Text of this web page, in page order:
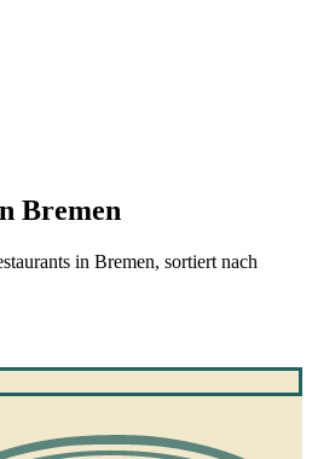
Bremen
in Bremen, sortiert nach